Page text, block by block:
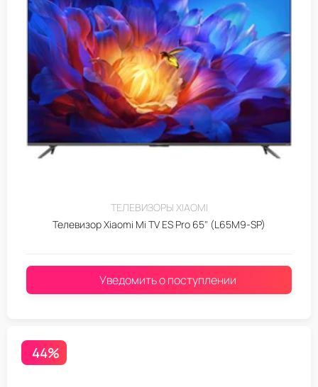
ТЕЛЕВИЗОРЫ XIAOMI
Телевизор Xiaomi Mi TV ES Pro 65" (L65M9-SP)
Уведомить о поступлении
44%